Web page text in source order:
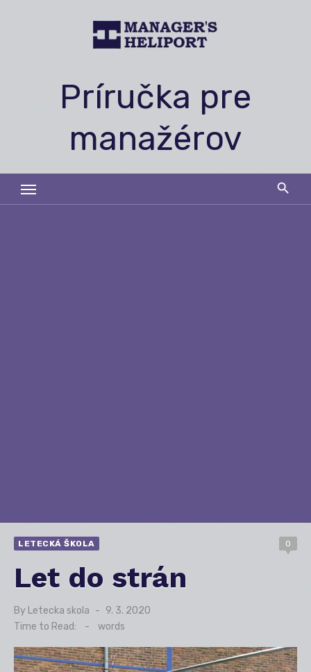
Príručka pre
manažérov
LETECKÁ ŠKOLA 0
Let do strán
By Letecka skola
Posted
on
9. 3. 2020
Time to Read:
- words